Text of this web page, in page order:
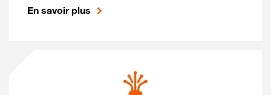
En savoir plus